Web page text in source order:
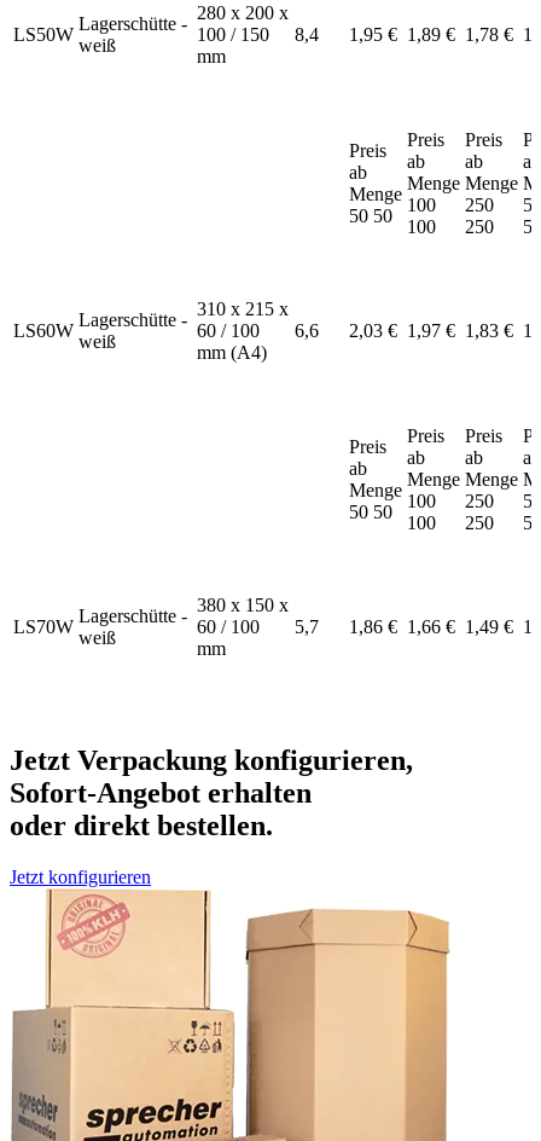
LS50W
Lagerschütte -
weiß
280 x 200 x
100 / 150
mm
8,4 1,95 € 1,89 € 1,78 €
Preis
ab
Menge
50 50
Preis
ab
Menge
100
100
Preis
ab
Menge
250
250
ab
LS60W
Lagerschütte -
weiß
310 x 215 x
60 / 100
mm (A4)
6,6 2,03 € 1,97 € 1,83 €
Preis
ab
Menge
50 50
Preis
ab
Menge
100
100
Preis
ab
Menge
250
250
ab
LS70W
Lagerschütte -
weiß
380 x 150 x
60 / 100
mm
5,7 1,86 € 1,66 € 1,49 €
Jetzt Verpackung konfigurieren,
Sofort-Angebot erhalten
oder direkt bestellen.
Jetzt konfigurieren